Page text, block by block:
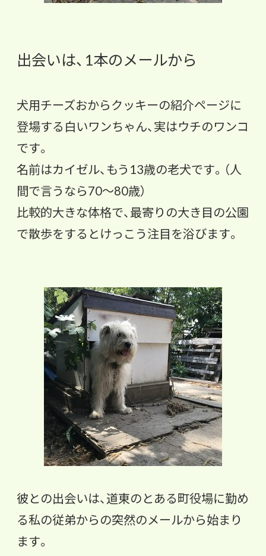
出会いは、1本のメールから
犬用チーズおからクッキーの紹介ページに
登場する白いワンちゃん、実はウチのワンコ
です。
名前はカイゼル、もう13歳の老犬です。（人
間で言うなら70～80歳）
比較的大きな体格で、最寄りの大き目の公園
で散歩をするとけっこう注目を浴びます。
彼との出会いは、道東のとある町役場に勤め
る私の従弟からの突然のメールから始まり
ます。